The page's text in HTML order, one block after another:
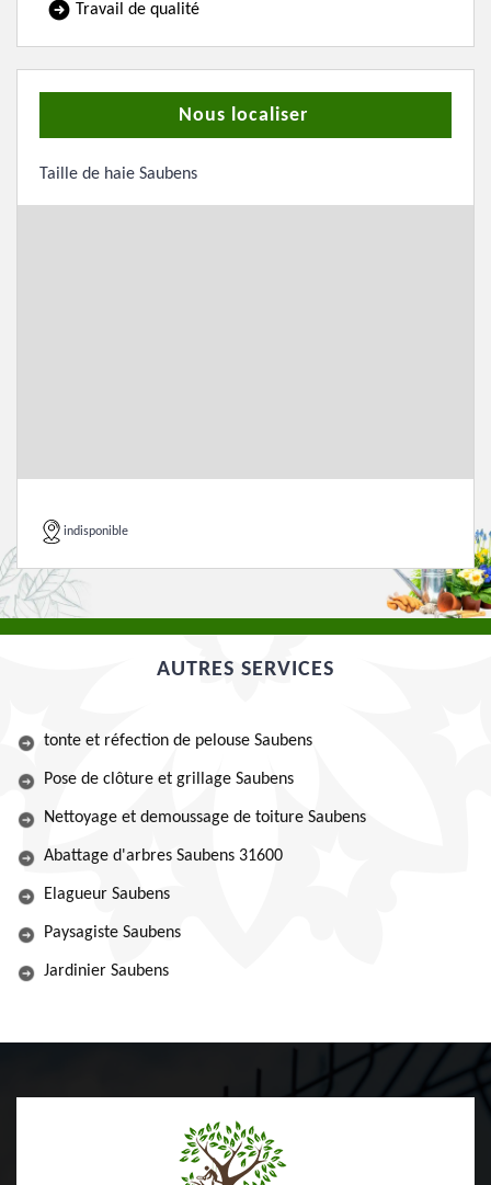
Travail de qualité
Nous localiser
Taille de haie Saubens
indisponible
AUTRES SERVICES
tonte et réfection de pelouse Saubens
Pose de clôture et grillage Saubens
Nettoyage et demoussage de toiture Saubens
Abattage d'arbres Saubens 31600
Elagueur Saubens
Paysagiste Saubens
Jardinier Saubens